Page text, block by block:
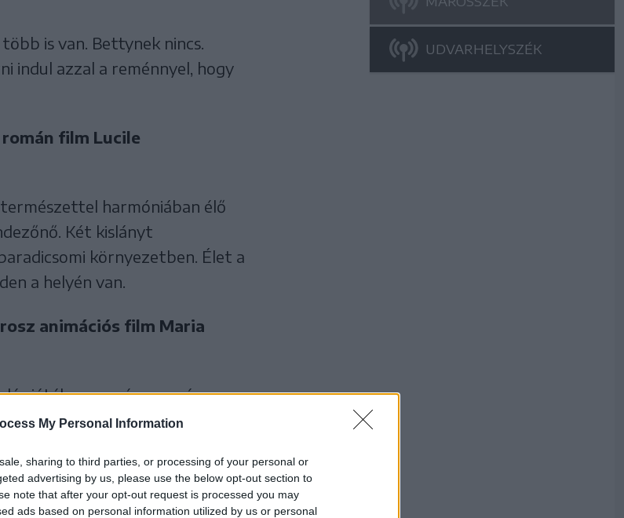
My Personal Information
sharing to third parties, or processing of your personal or
advertising by us, please use the below opt-out section to
note that after your opt-out request is processed you may
ads based on personal information utilized by us or personal
is van. Bettynek nincs.
indul azzal a reménnyel, hogy
film Lucile
harmóniában élő
Két kislányt
környezetben. Élet a
a helyén van.
animációs film Maria
játéka, zene és mozgás
UDVARHELYSZÉK